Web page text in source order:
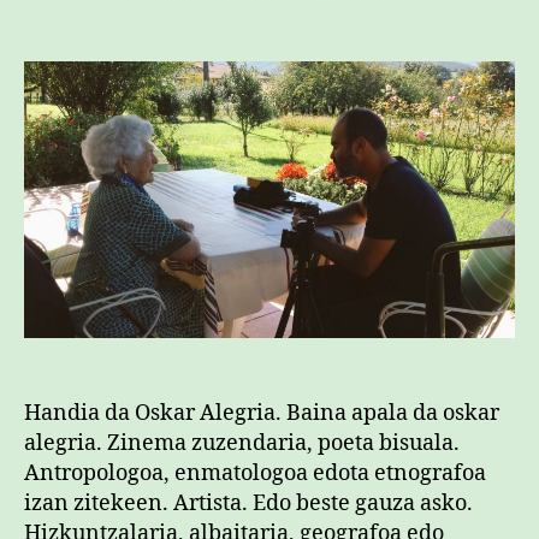
Handia da Oskar Alegria. Baina apala da oskar
alegria. Zinema zuzendaria, poeta bisuala.
Antropologoa, enmatologoa edota etnografoa
izan zitekeen. Artista. Edo beste gauza asko.
Hizkuntzalaria, albaitaria, geografoa edo